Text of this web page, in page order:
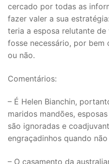
cercado por todas as
fazer valer a sua
teria a esposa relutante
fosse necessário, por bem
ou não.
Comentários:
– É Helen Bianchin,
maridos mandões,
são ignoradas e
engraçadinhos quando
– O casamento da